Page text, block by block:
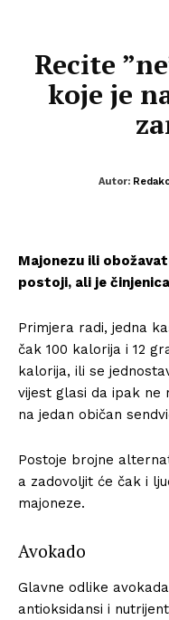
Recite
koje je
Autor:
Majonezu ili
postoji, ali je
Primjera radi, jedna
čak 100 kalorija i 12
kalorija, ili se
vijest glasi da ipak ne
na jedan običan
Postoje brojne
a zadovoljit će čak i
majoneze.
Avokado
Glavne odlike
antioksidansi i